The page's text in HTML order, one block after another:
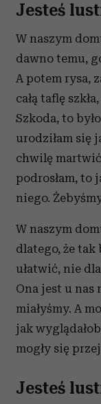
Jesteś
W naszym
dawno temu,
A potem rysa,
całą taflę
Szkoda, to
urodziłam się
chwilę
podrosłam, to
niego.
W naszym
dlatego, że tak
ułatwić, nie
Ona jest u
miałyśmy. A
jak
mogły się
Jesteś